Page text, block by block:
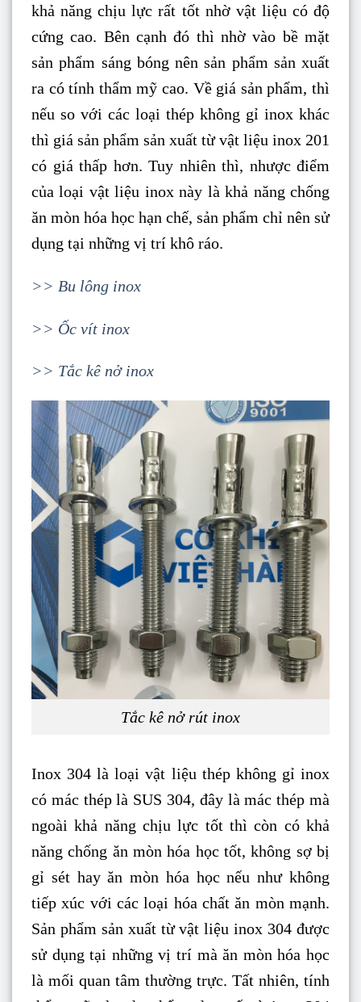
khả năng chịu lực rất tốt nhờ vật liệu có độ
cứng cao. Bên cạnh đó thì nhờ vào bề mặt
sản phẩm sáng bóng nên sản phẩm sản xuất
ra có tính thẩm mỹ cao. Về giá sản phẩm, thì
nếu so với các loại thép không gỉ inox khác
thì giá sản phẩm sản xuất từ vật liệu inox 201
có giá thấp hơn. Tuy nhiên thì, nhược điểm
của loại vật liệu inox này là khả năng chống
ăn mòn hóa học hạn chế, sản phẩm chỉ nên sử
dụng tại những vị trí khô ráo.
>> Bu lông inox
>> Ốc vít inox
>> Tắc kê nở inox
Tắc kê nở rút inox
Inox 304 là loại vật liệu thép không gỉ inox
có mác thép là SUS 304, đây là mác thép mà
ngoài khả năng chịu lực tốt thì còn có khả
năng chống ăn mòn hóa học tốt, không sợ bị
gỉ sét hay ăn mòn hóa học nếu như không
tiếp xúc với các loại hóa chất ăn mòn mạnh.
Sản phẩm sản xuất từ vật liệu inox 304 được
sử dụng tại những vị trí mà ăn mòn hóa học
là mối quan tâm thường trực. Tất nhiên, tính